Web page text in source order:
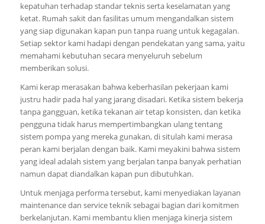
kepatuhan terhadap standar teknis serta keselamatan yang
ketat. Rumah sakit dan fasilitas umum mengandalkan sistem
yang siap digunakan kapan pun tanpa ruang untuk kegagalan.
Setiap sektor kami hadapi dengan pendekatan yang sama, yaitu
memahami kebutuhan secara menyeluruh sebelum
memberikan solusi.
Kami kerap merasakan bahwa keberhasilan pekerjaan kami
justru hadir pada hal yang jarang disadari. Ketika sistem bekerja
tanpa gangguan, ketika tekanan air tetap konsisten, dan ketika
pengguna tidak harus mempertimbangkan ulang tentang
sistem pompa yang mereka gunakan, di situlah kami merasa
peran kami berjalan dengan baik. Kami meyakini bahwa sistem
yang ideal adalah sistem yang berjalan tanpa banyak perhatian
namun dapat diandalkan kapan pun dibutuhkan.
Untuk menjaga performa tersebut, kami menyediakan layanan
maintenance dan service teknik sebagai bagian dari komitmen
berkelanjutan. Kami membantu klien menjaga kinerja sistem